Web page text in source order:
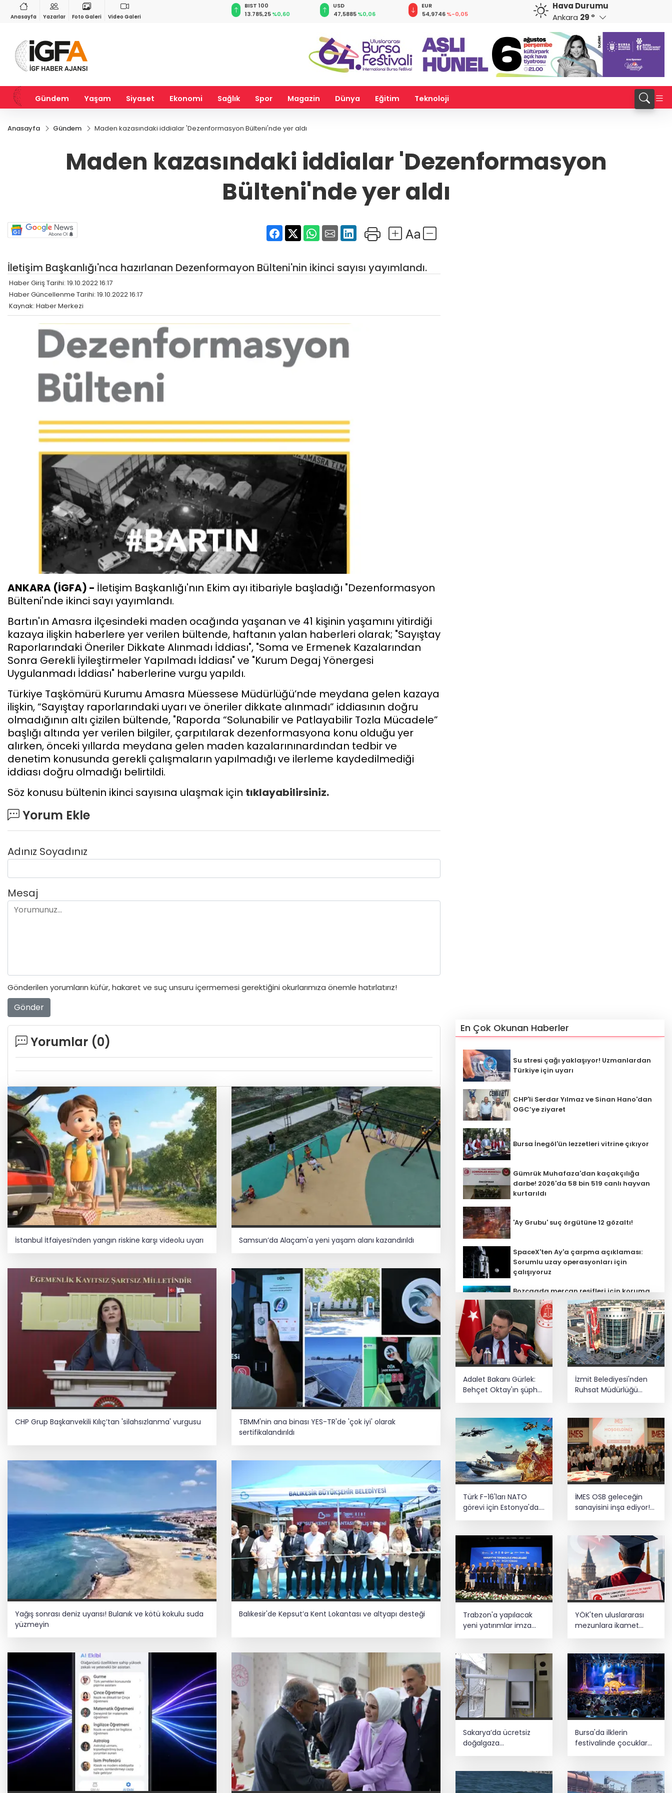
Anasayfa Yazarlar Foto Galeri Video Galeri
%0,37
0,0018%0,14
BIST 100
13.785,25%0,60
USD
47,5885%0,06
EUR
54,9746 %-0,05 %0,15
CHF
58,5999
Hava Durumu
Ankara 29 °
Gündem Yaşam Siyaset Ekonomi Sağlık Spor Magazin Dünya Eğitim Teknoloji
Anasayfa Gündem Maden kazasındaki iddialar 'Dezenformasyon Bülteni'nde yer aldı
Maden kazasındaki iddialar 'Dezenformasyon
Bülteni'nde yer aldı
İletişim Başkanlığı'nca hazırlanan Dezenformayon Bülteni'nin ikinci sayısı yayımlandı.
Haber Giriş Tarihi: 19.10.2022 16:17
Haber Güncellenme Tarihi: 19.10.2022 16:17
Kaynak: Haber Merkezi
ANKARA (İGFA) - İletişim Başkanlığı'nın Ekim ayı itibariyle başladığı "Dezenformasyon
Bülteni'nde ikinci sayı yayımlandı.
Bartın'ın Amasra ilçesindeki maden ocağında yaşanan ve 41 kişinin yaşamını yitirdiği
kazaya ilişkin haberlere yer verilen bültende, haftanın yalan haberleri olarak; "Sayıştay
Raporlarındaki Öneriler Dikkate Alınmadı İddiası", "Soma ve Ermenek Kazalarından
Sonra Gerekli İyileştirmeler Yapılmadı İddiası" ve "Kurum Degaj Yönergesi
Uygulanmadı İddiası" haberlerine vurgu yapıldı.
Türkiye Taşkömürü Kurumu Amasra Müessese Müdürlüğü’nde meydana gelen kazaya
ilişkin, “Sayıştay raporlarındaki uyarı ve öneriler dikkate alınmadı” iddiasının doğru
olmadığının altı çizilen bültende, "Raporda “Solunabilir ve Patlayabilir Tozla Mücadele”
başlığı altında yer verilen bilgiler, çarpıtılarak dezenformasyona konu olduğu yer
alırken, önceki yıllarda meydana gelen maden kazalarınınardından tedbir ve
denetim konusunda gerekli çalışmaların yapılmadığı ve ilerleme kaydedilmediği
iddiası doğru olmadığı belirtildi.
Söz konusu bültenin ikinci sayısına ulaşmak için tıklayabilirsiniz.
Yorum Ekle
Adınız Soyadınız
Mesaj
Gönderilen yorumların küfür, hakaret ve suç unsuru içermemesi gerektiğini okurlarımıza önemle hatırlatırız!
Gönder
Yorumlar (0)
İstanbul İtfaiyesi’nden yangın riskine karşı videolu uyarı Samsun’da Alaçam'a yeni yaşam alanı kazandırıldı
CHP Grup Başkanvekili Kılıç’tan 'silahsızlanma' vurgusu
TBMM'nin ana binası YES-TR'de 'çok iyi' olarak
sertifikalandırıldı
Yağış sonrası deniz uyarısı! Bulanık ve kötü kokulu suda
yüzmeyin
Balıkesir'de Kepsut’a Kent Lokantası ve altyapı desteği
En Çok Okunan Haberler
Su stresi çağı yaklaşıyor! Uzmanlardan
Türkiye için uyarı
CHP'li Serdar Yılmaz ve Sinan Hano'dan
OGC’ye ziyaret
Bursa İnegöl'ün lezzetleri vitrine çıkıyor
Gümrük Muhafaza'dan kaçakçılığa
darbe! 2026'da 58 bin 519 canlı hayvan
kurtarıldı
'Ay Grubu' suç örgütüne 12 gözaltı!
SpaceX'ten Ay'a çarpma açıklaması:
Sorumlu uzay operasyonları için
çalışıyoruz
Bozcaada mercan resifleri için koruma
seferberliği... 180 deniz canlısı türü kayıt
altına alındı
MGK bugün toplanıyor... Gündem
'Terörsüz Türkiye'
Kayseri Büyükşehir gökyüzü tutkunlarını
Erciyes'te buluşturacak
ediyor... Hudutlarda 490 kişi yakalandı
Adalet Bakanı Gürlek:
Behçet Oktay'ın şüpheli
incelenecek
İzmit Belediyesi'nden
Ruhsat Müdürlüğü
Türk F-16'ları NATO
görevi için Estonya'da...
MSB yerli savunma
İMES OSB geleceğin
sanayisini inşa ediyor!
Sanayinin geleceği
Trabzon'a yapılacak
yeni yatırımlar imza
YÖK'ten uluslararası
mezunlara ikamet
Sakarya’da ücretsiz
doğalgaza
kavuşacaklar
Bursa'da ilklerin
festivalinde çocuklar
da şen şakrak